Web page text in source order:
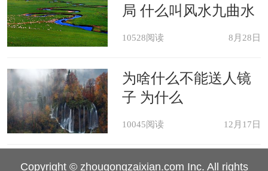
局 什么叫风水九曲水
10528阅读 8月28日
为啥什么不能送人镜
子 为什么
10045阅读 12月17日
Copyright © zhougongzaixian.com Inc. All rights